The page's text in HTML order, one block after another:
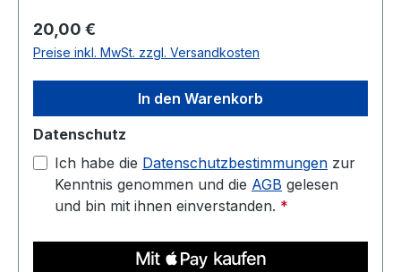
Regulärer Preis:
20,00 €
Preise inkl. MwSt. zzgl. Versandkosten
In den Warenkorb
Datenschutz
Ich habe die Datenschutzbestimmungen zur
Kenntnis genommen und die AGB gelesen
und bin mit ihnen einverstanden. *